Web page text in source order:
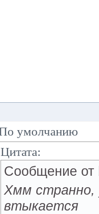
Цитата:
Сообщение от
Хмм странно,
втыкается